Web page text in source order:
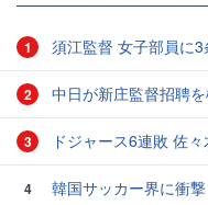
1 須江監督 女子部員に
2 中日が新庄監督招聘
3 ドジャース6連敗 佐
4 韓国サッカー界に衝撃 大韓サッカ